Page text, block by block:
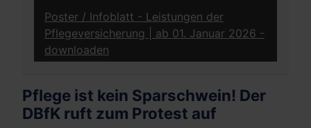
Poster / Infoblatt - Leistungen der
Pflegeversicherung | ab 01. Januar 2026 -
downloaden
Pflege ist kein Sparschwein! Der
DBfK ruft zum Protest auf